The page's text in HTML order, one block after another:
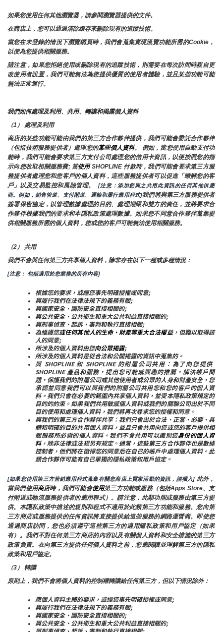
如果您使用任何其他瀏覽器，請參閱瀏覽器提供的文件。
在商店上，您可以通過清除緩存來刪除現有的追蹤技術。
當您在未登錄的情況下瀏覽網頁時，我們會蒐集實現流覽功能所需的Cookie，
以便為您提供相關服務。
請注意，如果您拒絕使用或刪除現有的追蹤技術，則需要在每次訪問時親自更
改使用者設置，我們可能無法為您提供優質的使用者體驗，並且某些功能可能
無法正常運行。
我們如何處理及利用、共用、轉讓和揭露個人資料
（1） 處理及利用
商店的某些功能可能由我們的第三方合作夥伴提供，我們可能會委託合作夥伴
（包括技術服務提供者）處理您的某些個人資料。 例如，當您使用自動支付功
能時，我們可能會要求第三方支付公司處理您的信用卡資訊，以便按照您的指
示向您收取相關服務費; 當使用 SHOPLINE 付款時，我們可能會要求第三方服
務提供者處理您和您客戶的個人資料，這些服務提供者可以促進「瞭解您的客
戶」以及交易監控和風險管理。
[注意：添加您與之共用此資訊的任何其他供應
商。例如，銷售管道、支付閘道、運輸和履行應用程式]我們將與第三方服務提供者
簽署保密協定，以管理數據處理的目的、處理期限和雙方的責任，並將要求合
作夥伴根據我們的要求和本隱私政策處理數據。如果您不同意合作夥伴蒐集提
供相關服務所需的個人資料，您或您的客戶可能無法使用相關服務。
（2） 共用
我們不會與任何第三方共享個人資料，除非存在以下一種或多種情況：
[注意： 包括適用於您業務的所有內容]
根據您的要求，或經您事先明確授權或同意;
與履行我們在法律法規下的義務有關;
與國家安全、國防安全直接相關的;
與公共安全、公共衛生和重大公共利益直接相關的;
與刑事偵查、起訴、審判和執行直接相關;
為維護您或任何其他人的生命、財產等重大合法權益，但難以取得該
人的同意;
所涉及的個人資料由您向公眾揭露;
所涉及的個人資料是從合法和公開揭露的資訊中蒐集的。
與 SHOPLINE 和 SHOPLINE 的附屬公司共用：為了向您提供
SHOPLINE 產品和服務，提出您可能感興趣的推薦，解決帳戶問
題，保護我們的附屬公司或其他使用者或公眾的人身和財產安全，您
承認並同意我們可以與我們的附屬公司共用您和您的客戶的個人資
料。我們只會在必要的範圍內共享個人資料，並受本隱私政策規定的
目的的約束。如果我們共用敏感個人資料或我們的關聯公司出於不同
目的使用和處理個人資料，我們將再次尋求您的授權和同意。
與我們的第三方合作夥伴共享：我們只會出於合法、正當、必要、具
體和明確的目的共用個人資料，並且只會共用向您或您的客戶提供相
關服務所必需的個人資料。我們不會共用可以識別您身份的個人資
料，除非法律或法規另有規定。通常，這些第三方合作夥伴也是數據
控制者，他們將在徵得您的同意后在自己的帳戶中處理個人資料。此
類合作夥伴可能有自己單獨的隱私政策和用戶協定。
[如果您使用第三方营銷應用程式蒐集有關您商店上買家活動的資訊，請插入] 此外，
當我們使用商店時， 我們可能會使用第三方功能或服務（包括Apps Store、支
付閘道或物流服務提供者的應用程式）。請注意，此類功能或服務由第三方提
供。本隱私政策中描述的規則和程式不適用於此類第三方功能和服務。您向第
三方商店或服務提供的任何資訊將直接提供給這些服務的網路運營商。即使您
通過商店訪問，您也必須遵守這些第三方的適用隱私政策和用戶協定（如果
有）。我們不對任何第三方商店的內容以及有關個人資料和安全措施的第三方
政策負責。在向第三方提供任何個人資料之前，您應閱讀並理解第三方的隱私
政策和用戶協定。
（3） 轉讓
原則上，我們不會將個人資料的控制權轉讓給任何第三方，但以下情況除外：
應個人資料主體的要求，或經您事先明確授權或同意;
與履行我們在法律法規下的義務有關;
與國家安全、國防安全直接相關的;
與公共安全、公共衛生和重大公共利益直接相關的;